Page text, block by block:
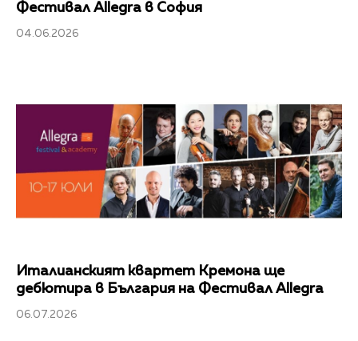
Фестивал Allegra в София
04.06.2026
Италианският квартет Кремона ще
дебютира в България на Фестивал Allegra
06.07.2026